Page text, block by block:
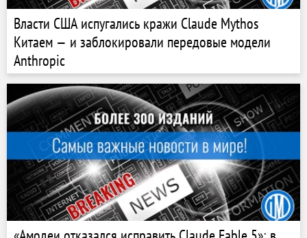
Власти США испугались кражи Claude Mythos
Китаем — и заблокировали передовые модели
Anthropic